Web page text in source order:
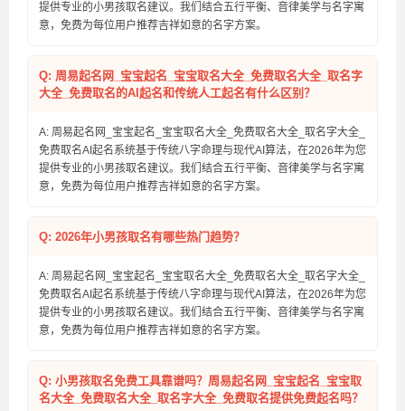
提供专业的小男孩取名建议。我们结合五行平衡、音律美学与名字寓
意，免费为每位用户推荐吉祥如意的名字方案。
Q: 周易起名网_宝宝起名_宝宝取名大全_免费取名大全_取名字
大全_免费取名的AI起名和传统人工起名有什么区别？
A: 周易起名网_宝宝起名_宝宝取名大全_免费取名大全_取名字大全_
免费取名AI起名系统基于传统八字命理与现代AI算法，在2026年为您
提供专业的小男孩取名建议。我们结合五行平衡、音律美学与名字寓
意，免费为每位用户推荐吉祥如意的名字方案。
Q: 2026年小男孩取名有哪些热门趋势？
A: 周易起名网_宝宝起名_宝宝取名大全_免费取名大全_取名字大全_
免费取名AI起名系统基于传统八字命理与现代AI算法，在2026年为您
提供专业的小男孩取名建议。我们结合五行平衡、音律美学与名字寓
意，免费为每位用户推荐吉祥如意的名字方案。
Q: 小男孩取名免费工具靠谱吗？周易起名网_宝宝起名_宝宝取
名大全_免费取名大全_取名字大全_免费取名提供免费起名吗？